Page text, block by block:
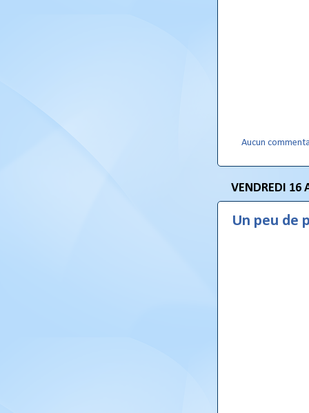
Aucun
VENDREDI 16
Un peu de